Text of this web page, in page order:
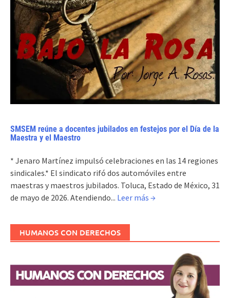
SMSEM reúne a docentes jubilados en festejos por el Día de la
Maestra y el Maestro
* Jenaro Martínez impulsó celebraciones en las 14 regiones
sindicales.* El sindicato rifó dos automóviles entre
maestras y maestros jubilados. Toluca, Estado de México, 31
de mayo de 2026. Atendiendo... Leer más →
HUMANOS CON DERECHOS